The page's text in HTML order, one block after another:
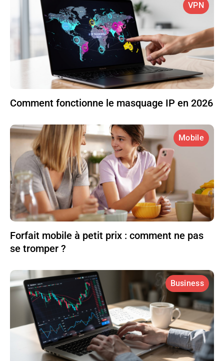
VPN
Comment fonctionne le masquage IP en 2026
Mobile
Forfait mobile à petit prix : comment ne pas
se tromper ?
Business